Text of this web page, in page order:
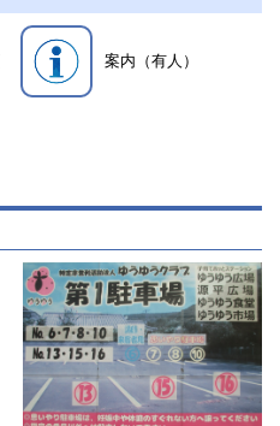
案内（有人）